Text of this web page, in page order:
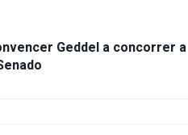
Geddel a concorrer a